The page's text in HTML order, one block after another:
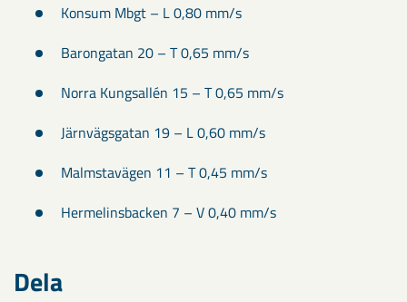
Konsum Mbgt – L 0,80 mm/s
Barongatan 20 – T 0,65 mm/s
Norra Kungsallén 15 – T 0,65 mm/s
Järnvägsgatan 19 – L 0,60 mm/s
Malmstavägen 11 – T 0,45 mm/s
Hermelinsbacken 7 – V 0,40 mm/s
Dela